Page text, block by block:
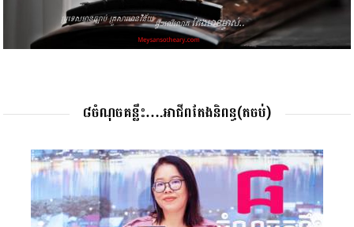
៨ចំណុចគន្លឹះ….អាជីពតែងនិពន្ធ(តចប់)